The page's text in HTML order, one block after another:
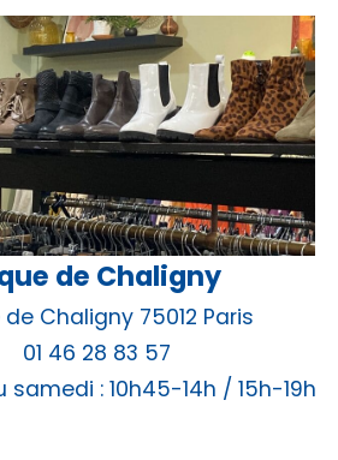
de Chaligny
de Chaligny 75012 Paris
01 46 28 83 57
samedi : 10h45-14h / 15h-19h